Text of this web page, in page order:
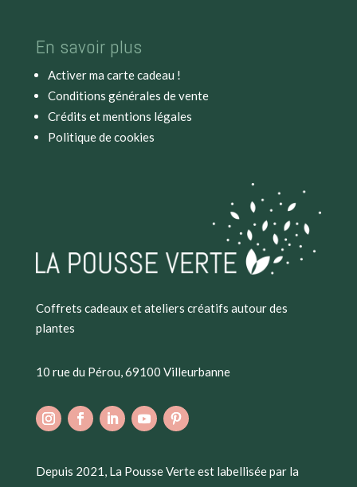
En savoir plus
Activer ma carte cadeau !
Conditions générales de vente
Crédits et mentions légales
Politique de cookies
Coffrets cadeaux et ateliers créatifs autour des
plantes
10 rue du Pérou, 69100 Villeurbanne
Depuis 2021, La Pousse Verte est labellisée par la